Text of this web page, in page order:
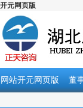
开元网页版
网站开元网页版 董